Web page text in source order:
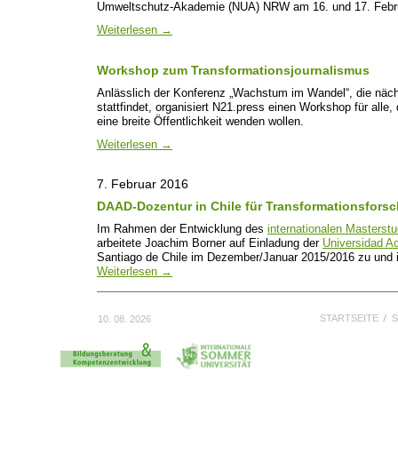
Umweltschutz-Akademie (NUA) NRW am 16. und 17.
Weiterlesen →
Workshop zum Transformationsjournalismus
Anlässlich der Konferenz „Wachstum im Wandel“, die
stattfindet, organisiert N21.press einen Workshop für
eine breite Öffentlichkeit wenden wollen.
Weiterlesen →
7. Februar 2016
DAAD-Dozentur in Chile für
Im Rahmen der Entwicklung des internationalen
arbeitete Joachim Borner auf Einladung der Universidad
Santiago de Chile im Dezember/Januar 2015/2016 zu
Weiterlesen →
10. 08. 2026 STARTSEITE